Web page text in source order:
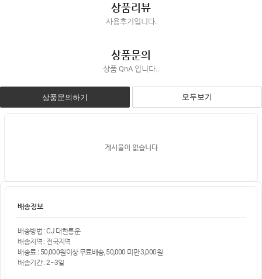
상품리뷰
사용후기입니다.
상품문의
상품 QnA 입니다..
상품문의하기 모두보기
게시물이 없습니다
배송정보
배송방법 : CJ 대한통운
배송지역 : 전국지역
배송료 : 50,000원이상 무료배송, 50,000 미만 3,000원
배송기간 : 2~3일